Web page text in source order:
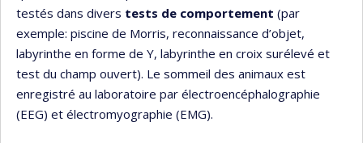
testés dans divers tests de comportement (par
exemple: piscine de Morris, reconnaissance d’objet,
labyrinthe en forme de Y, labyrinthe en croix surélevé et
test du champ ouvert). Le sommeil des animaux est
enregistré au laboratoire par électroencéphalographie
(EEG) et électromyographie (EMG).